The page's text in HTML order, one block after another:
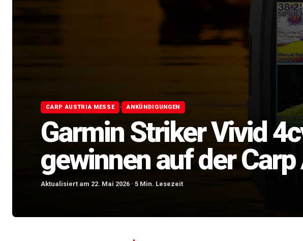
CARP AUSTRIA MESSE · ANKÜNDIGUNGEN
Garmin Striker Vivid
gewinnen auf der
Aktualisiert am 22. Mai 2026 · 5 Min. Lesezeit